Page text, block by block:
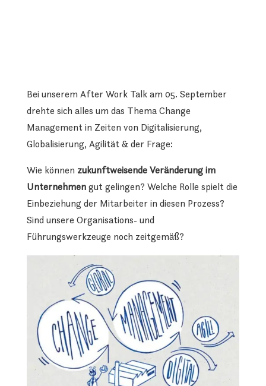
Bei unserem After Work Talk am 05. September
drehte sich alles um das Thema Change
Management in Zeiten von Digitalisierung,
Globalisierung, Agilität & der Frage:
Wie können zukunftweisende Veränderung im
Unternehmen gut gelingen? Welche Rolle spielt die
Einbeziehung der Mitarbeiter in diesen Prozess?
Sind unsere Organisations- und
Führungswerkzeuge noch zeitgemäß?